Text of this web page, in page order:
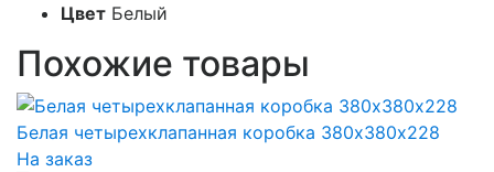
Цвет Белый
Похожие товары
Белая четырехклапанная коробка 380х380х228
На заказ